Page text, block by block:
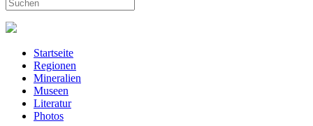
Startseite
Regionen
Mineralien
Museen
Literatur
Photos